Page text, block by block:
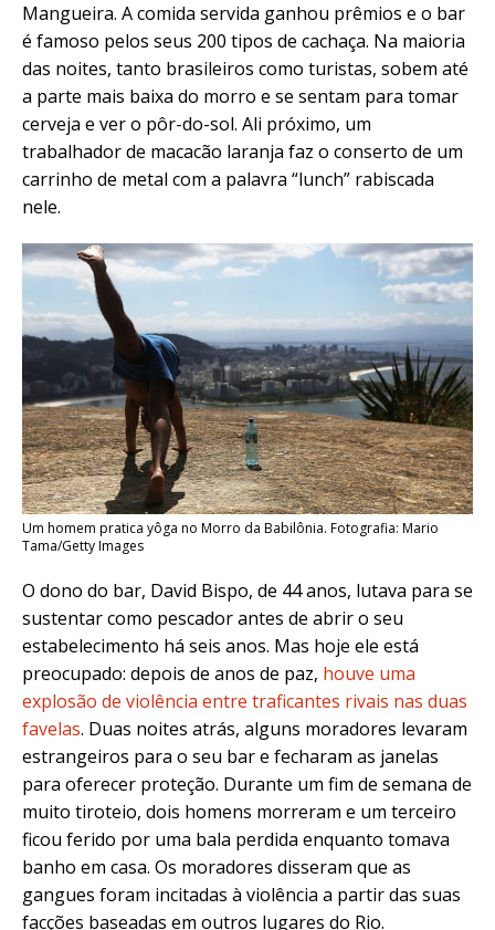
Mangueira. A comida servida ganhou prêmios e o bar
é famoso pelos seus 200 tipos de cachaça. Na maioria
das noites, tanto brasileiros como turistas, sobem até
a parte mais baixa do morro e se sentam para tomar
cerveja e ver o pôr-do-sol. Ali próximo, um
trabalhador de macacão laranja faz o conserto de um
carrinho de metal com a palavra “lunch” rabiscada
nele.
Um homem pratica yôga no Morro da Babilônia. Fotografia: Mario
Tama/Getty Images
O dono do bar, David Bispo, de 44 anos, lutava para se
sustentar como pescador antes de abrir o seu
estabelecimento há seis anos. Mas hoje ele está
preocupado: depois de anos de paz, houve uma
explosão de violência entre traficantes rivais nas duas
favelas. Duas noites atrás, alguns moradores levaram
estrangeiros para o seu bar e fecharam as janelas
para oferecer proteção. Durante um fim de semana de
muito tiroteio, dois homens morreram e um terceiro
ficou ferido por uma bala perdida enquanto tomava
banho em casa. Os moradores disseram que as
gangues foram incitadas à violência a partir das suas
facções baseadas em outros lugares do Rio.